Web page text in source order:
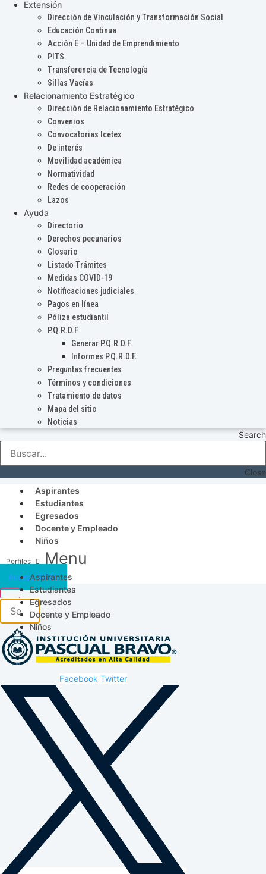
Extensión
Dirección de Vinculación y Transformación Social
Educación Continua
Acción E – Unidad de Emprendimiento
PITS
Transferencia de Tecnología
Sillas Vacías
Relacionamiento Estratégico
Dirección de Relacionamiento Estratégico
Convenios
Convocatorias Icetex
De interés
Movilidad académica
Normatividad
Redes de cooperación
Lazos
Ayuda
Directorio
Derechos pecunarios
Glosario
Listado Trámites
Medidas COVID-19
Notificaciones judiciales
Pagos en línea
Póliza estudiantil
P.Q.R.D.F
Generar P.Q.R.D.F.
Informes P.Q.R.D.F.
Preguntas frecuentes
Términos y condiciones
Tratamiento de datos
Mapa del sitio
Noticias
Search
Close
Aspirantes
Estudiantes
Egresados
Docente y Empleado
Niños
Menu
Aspirantes
Estudiantes
Egresados
Docente y Empleado
Niños
Acceso SICAU
Facebook Twitter